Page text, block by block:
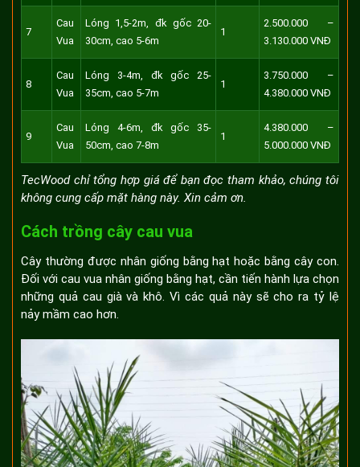
7
Cau
Vua
Lóng 1,5-2m, đk gốc 20-
30cm, cao 5-6m
1
2.500.000 –
3.130.000 VNĐ
8
Cau
Vua
Lóng 3-4m, đk gốc 25-
35cm, cao 5-7m
1
3.750.000 –
4.380.000 VNĐ
9
Cau
Vua
Lóng 4-6m, đk gốc 35-
50cm, cao 7-8m
1
4.380.000 –
5.000.000 VNĐ
TecWood chỉ tổng hợp giá để bạn đọc tham khảo, chúng tôi
không cung cấp mặt hàng này. Xin cảm ơn.
Cách trồng cây cau vua
Cây thường được nhân giống bằng hạt hoặc bằng cây con.
Đối với cau vua nhân giống bằng hạt, cần tiến hành lựa chọn
những quả cau già và khô. Vì các quả này sẽ cho ra tỷ lệ
nảy mầm cao hơn.